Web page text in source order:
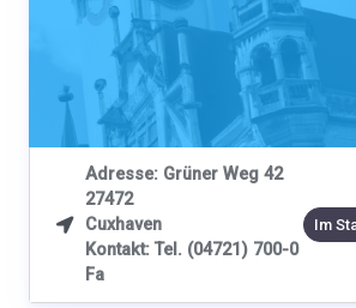

Adresse: Grüner Weg 42
27472
Cuxhaven
Kontakt: Tel. (04721) 700-0
Fa